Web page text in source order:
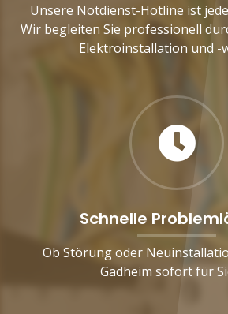
Unsere Notdienst-Hotline ist
Wir begleiten Sie professionell
Elektroinstallation und -
Schnelle
Ob Störung oder
Gädheim sofort für